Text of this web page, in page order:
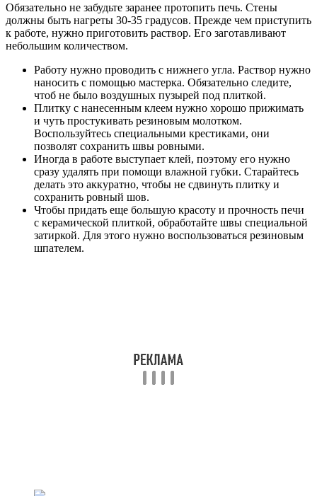
Обязательно не забудьте заранее протопить печь. Стены
должны быть нагреты 30-35 градусов. Прежде чем приступить
к работе, нужно приготовить раствор. Его заготавливают
небольшим количеством.
Работу нужно проводить с нижнего угла. Раствор нужно
наносить с помощью мастерка. Обязательно следите,
чтоб не было воздушных пузырей под плиткой.
Плитку с нанесенным клеем нужно хорошо прижимать
и чуть простукивать резиновым молотком.
Воспользуйтесь специальными крестиками, они
позволят сохранить швы ровными.
Иногда в работе выступает клей, поэтому его нужно
сразу удалять при помощи влажной губки. Старайтесь
делать это аккуратно, чтобы не сдвинуть плитку и
сохранить ровный шов.
Чтобы придать еще большую красоту и прочность печи
с керамической плиткой, обработайте швы специальной
затиркой. Для этого нужно воспользоваться резиновым
шпателем.